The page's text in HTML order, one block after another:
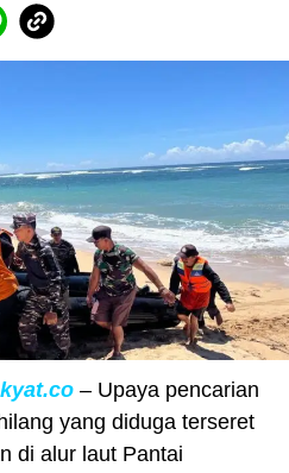
– Upaya pencarian
yang diduga terseret
di alur laut Pantai